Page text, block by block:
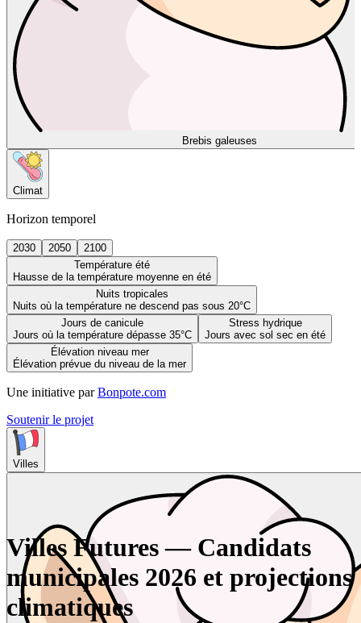
Brebis galeuses
Climat
Horizon temporel
2030 2050
2100
Température été
Hausse de la température moyenne en été
Nuits tropicales
Nuits où la température ne descend pas sous 20°C
Jours de canicule
Jours où la température dépasse 35°C
Stress hydrique
Jours avec sol sec en été
Élévation niveau mer
Élévation prévue du niveau de la mer
Une initiative par Bonpote.com
Soutenir le projet
Villes
Villes Futures — Candidats
municipales 2026 et projections
climatiques